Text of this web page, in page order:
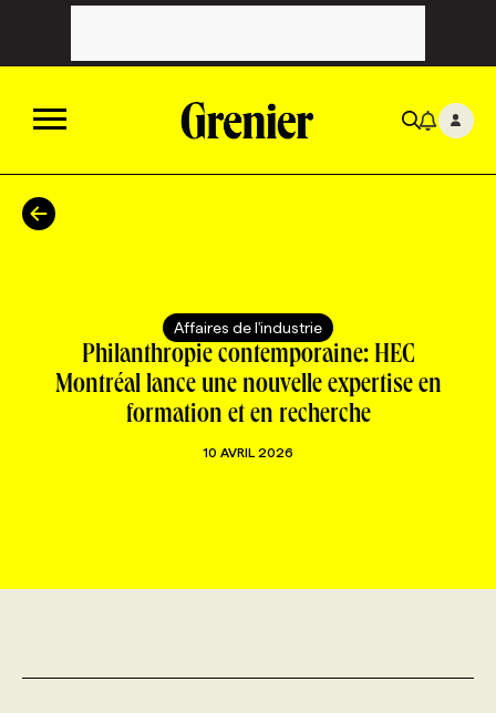
ACTUALITÉS
TOUTES LES CATÉGORIES
CAMPAGNES ET CRÉATIVITÉ
CHRONIQUES
TOUTES LES CHRONIQUES
FORFAITS ABONNEMENT
VOIR TOUTES LES PARUTIONS
INFOLETTRES
INFOLETTRE EN BREF
Affaires de l'industrie
Philanthropie contemporaine: HEC
Montréal lance une nouvelle expertise en
formation et en recherche
10 AVRIL 2026